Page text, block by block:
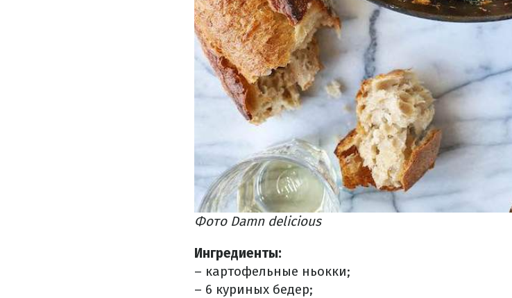
Фото Damn delicious
Ингредиенты:
– картофельные ньокки;
– 6 куриных бедер;